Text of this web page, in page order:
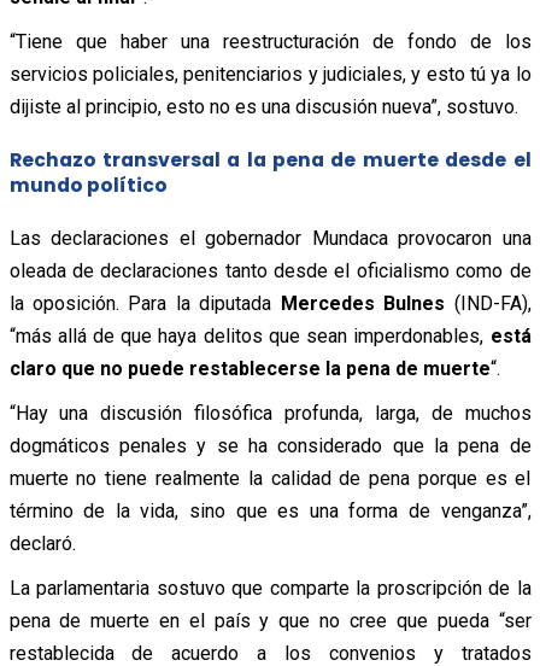
“Tiene que haber una reestructuración de fondo de los
servicios policiales, penitenciarios y judiciales, y esto tú ya lo
dijiste al principio, esto no es una discusión nueva”, sostuvo.
Rechazo transversal a la pena de muerte desde el
mundo político
Las declaraciones el gobernador Mundaca provocaron una
oleada de declaraciones tanto desde el oficialismo como de
la oposición. Para la diputada Mercedes Bulnes (IND-FA),
“más allá de que haya delitos que sean imperdonables, está
claro que no puede restablecerse la pena de muerte“.
“Hay una discusión filosófica profunda, larga, de muchos
dogmáticos penales y se ha considerado que la pena de
muerte no tiene realmente la calidad de pena porque es el
término de la vida, sino que es una forma de venganza”,
declaró.
La parlamentaria sostuvo que comparte la proscripción de la
pena de muerte en el país y que no cree que pueda “ser
restablecida de acuerdo a los convenios y tratados